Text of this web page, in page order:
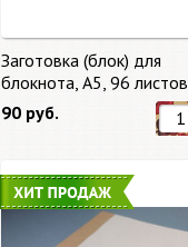
Заготовка (блок) для
блокнота, А5, 96 листов
90 руб.